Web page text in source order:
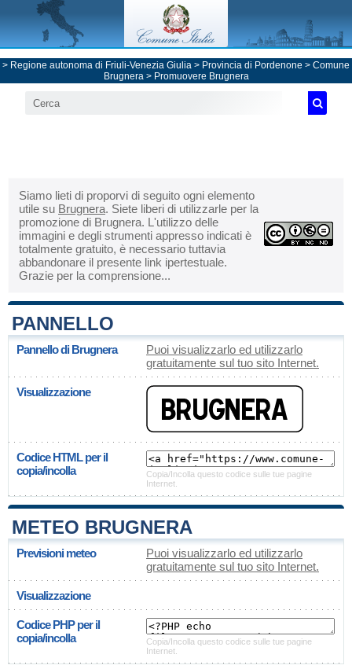
> Regione autonoma di Friuli-Venezia Giulia > Provincia di Pordenone > Comune
Brugnera> Promuovere Brugnera
Siamo lieti di proporvi di seguito ogni elemento
utile su Brugnera. Siete liberi di utilizzarle per la
promozione di Brugnera. L'utilizzo delle
immagini e degli strumenti appresso indicati è
totalmente gratuito, è necessario tuttavia
abbandonare il presente link ipertestuale.
Grazie per la comprensione...
PANNELLO
Pannello di Brugnera
Puoi visualizzarlo ed utilizzarlo
gratuitamente sul tuo sito Internet.
Visualizzazione
Codice HTML per il
copia/incolla
Copia/Incolla questo codice sulle tue pagine
Internet.
METEO BRUGNERA
Previsioni meteo
Puoi visualizzarlo ed utilizzarlo
gratuitamente sul tuo sito Internet.
Visualizzazione
Codice PHP per il
copia/incolla
Copia/Incolla questo codice sulle tue pagine
Internet.